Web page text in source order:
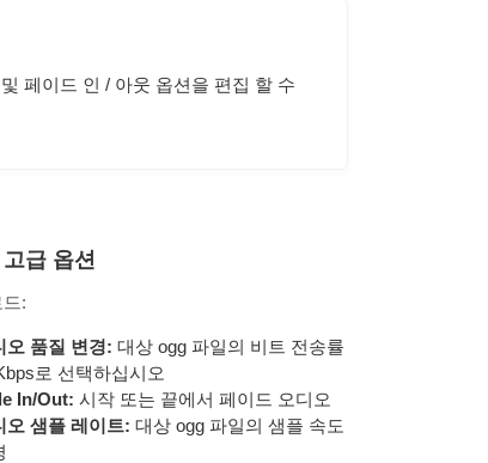
페이드 인 / 아웃 옵션을 편집 할 수
고급 옵션
:
오 품질 변경: 대상 ogg 파일의 비트 전송률
로 선택하십시오
In/Out: 시작 또는 끝에서 페이드 오디오
오 샘플 레이트: 대상 ogg 파일의 샘플 속도